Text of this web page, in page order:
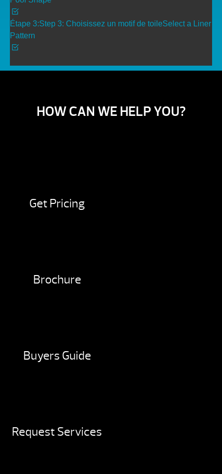
Étape 3:Step 3: Choisissez un motif de toileSelect a Liner
Pattern
HOW CAN WE HELP YOU?
Get Pricing
Brochure
Buyers Guide
Request Services